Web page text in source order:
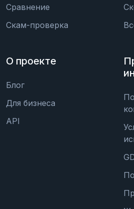
Сравнение
Скам-проверка
О проекте
Блог
Для бизнеса
API